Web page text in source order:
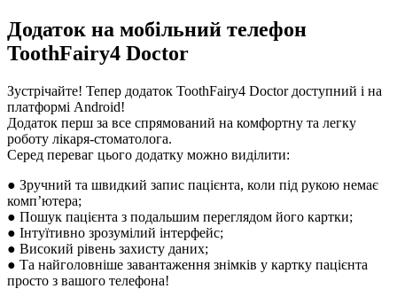
Додаток на мобільний телефон
ToothFairy4 Doctor
Зустрічайте! Тепер додаток ToothFairy4 Doctor доступний і на
платформі Android!
Додаток перш за все спрямований на комфортну та легку
роботу лікаря-стоматолога.
Серед переваг цього додатку можно виділити:
● Зручний та швидкий запис пацієнта, коли під рукою немає
комп’ютера;
● Пошук пацієнта з подальшим переглядом його картки;
● Інтуїтивно зрозумілий інтерфейс;
● Високий рівень захисту даних;
● Та найголовніше завантаження знімків у картку пацієнта
просто з вашого телефона!